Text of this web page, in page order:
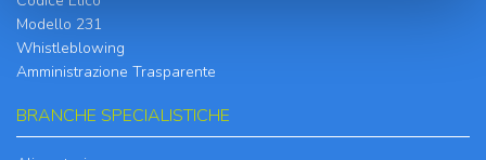
Modello 231
Whistleblowing
Amministrazione Trasparente
BRANCHE SPECIALISTICHE